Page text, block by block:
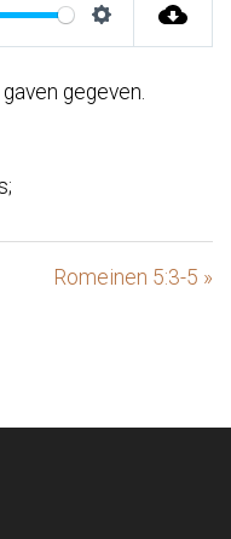
Settings
gegeven.
Romeinen 5:3-5 »